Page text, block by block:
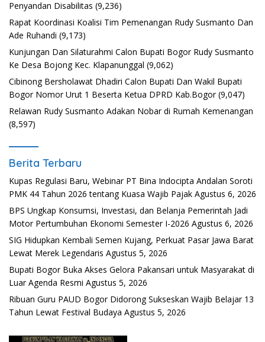
Penyandan Disabilitas (9,236)
Rapat Koordinasi Koalisi Tim Pemenangan Rudy Susmanto Dan
Ade Ruhandi (9,173)
Kunjungan Dan Silaturahmi Calon Bupati Bogor Rudy Susmanto
Ke Desa Bojong Kec. Klapanunggal (9,062)
Cibinong Bersholawat Dhadiri Calon Bupati Dan Wakil Bupati
Bogor Nomor Urut 1 Beserta Ketua DPRD Kab.Bogor (9,047)
Relawan Rudy Susmanto Adakan Nobar di Rumah Kemenangan
(8,597)
Berita Terbaru
Kupas Regulasi Baru, Webinar PT Bina Indocipta Andalan Soroti
PMK 44 Tahun 2026 tentang Kuasa Wajib Pajak Agustus 6, 2026
BPS Ungkap Konsumsi, Investasi, dan Belanja Pemerintah Jadi
Motor Pertumbuhan Ekonomi Semester I-2026 Agustus 6, 2026
SIG Hidupkan Kembali Semen Kujang, Perkuat Pasar Jawa Barat
Lewat Merek Legendaris Agustus 5, 2026
Bupati Bogor Buka Akses Gelora Pakansari untuk Masyarakat di
Luar Agenda Resmi Agustus 5, 2026
Ribuan Guru PAUD Bogor Didorong Sukseskan Wajib Belajar 13
Tahun Lewat Festival Budaya Agustus 5, 2026